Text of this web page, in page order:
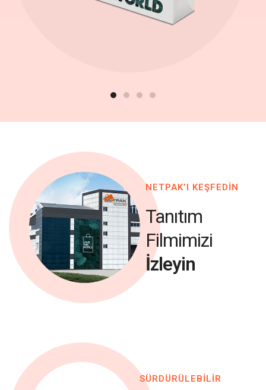
NETPAK’I KEŞFEDİN
Tanıtım
Filmimizi
İzleyin
SÜRDÜRÜLEBİLİR